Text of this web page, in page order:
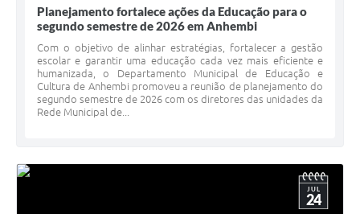
Planejamento fortalece ações da Educação para o
segundo semestre de 2026 em Anhembi
Com o objetivo de alinhar estratégias, fortalecer a gestão
escolar e garantir uma educação cada vez mais eficiente e
humanizada, o Departamento Municipal de Educação e
Cultura de Anhembi promoveu a reunião de planejamento do
segundo semestre de 2026 com os diretores das unidades da
Rede Municipal de...
JUL
24